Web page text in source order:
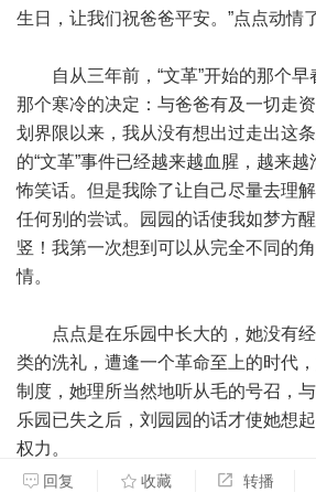
生日，让我们祝爸爸平安。”点点动情
自从三年前，“文革”开始的那个早
那个寒冷的决定：与爸爸有及一切走
划界限以来，我从没有想出过走出这
的“文革”事件已经越来越血腥，越来
怖笑话。但是我除了让自己尽量去理
任何别的尝试。园园的话使我如梦方
竖！我第一次想到可以从完全不同的
情。
点点是在乐园中长大的，她没有经
类的洗礼，遭逢一个革命至上的时代
制度，她理所当然地听从毛的号召，
乐园已失之后，刘园园的话才使她想
权力。
回复 收藏 转播